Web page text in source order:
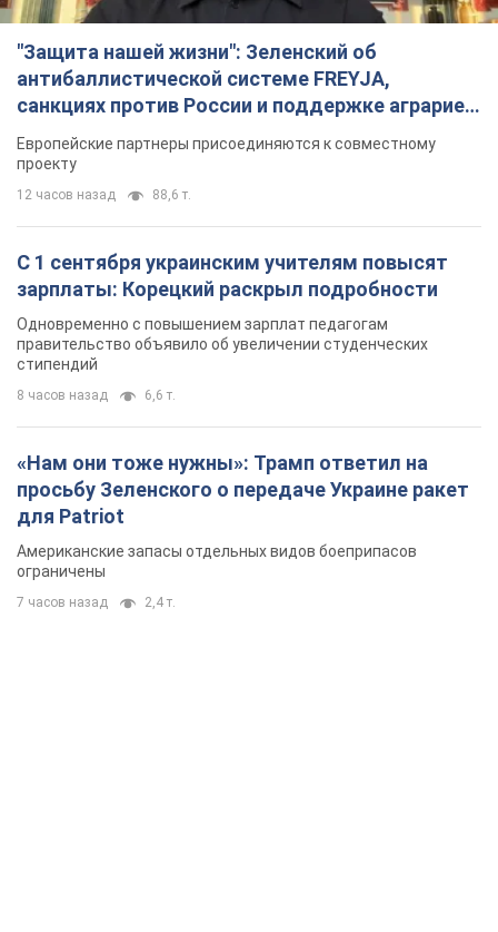
"Защита нашей жизни": Зеленский об
антибаллистической системе FREYJA,
санкциях против России и поддержке аграриев.
Видео
Европейские партнеры присоединяются к совместному
проекту
12 часов назад 88,6 т.
С 1 сентября украинским учителям повысят
зарплаты: Корецкий раскрыл подробности
Одновременно с повышением зарплат педагогам
правительство объявило об увеличении студенческих
стипендий
8 часов назад 6,6 т.
«Нам они тоже нужны»: Трамп ответил на
просьбу Зеленского о передаче Украине ракет
для Patriot
Американские запасы отдельных видов боеприпасов
ограничены
7 часов назад 2,4 т.